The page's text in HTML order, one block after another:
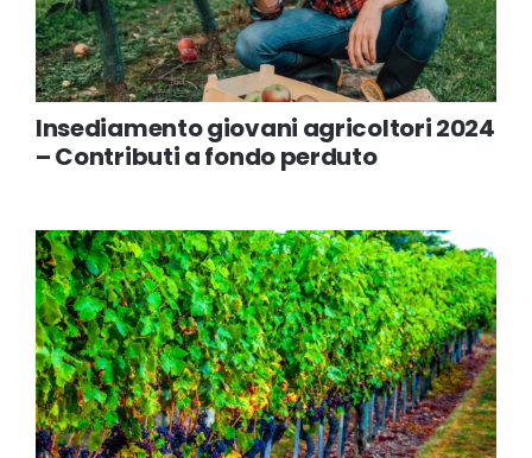
Insediamento giovani agricoltori 2024
– Contributi a fondo perduto